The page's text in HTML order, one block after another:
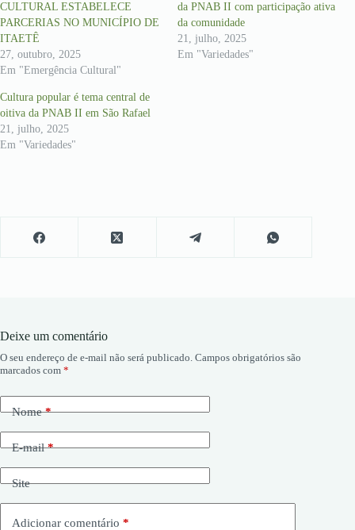
CULTURAL ESTABELECE
PARCERIAS NO MUNICÍPIO DE
ITAETÊ
27, outubro, 2025
Em "Emergência Cultural"
da PNAB II com participação ativa
da comunidade
21, julho, 2025
Em "Variedades"
Cultura popular é tema central de
oitiva da PNAB II em São Rafael
21, julho, 2025
Em "Variedades"
Deixe um comentário
O seu endereço de e-mail não será publicado. Campos obrigatórios são
marcados com *
Nome*
E-mail*
Site
Adicionar comentário *